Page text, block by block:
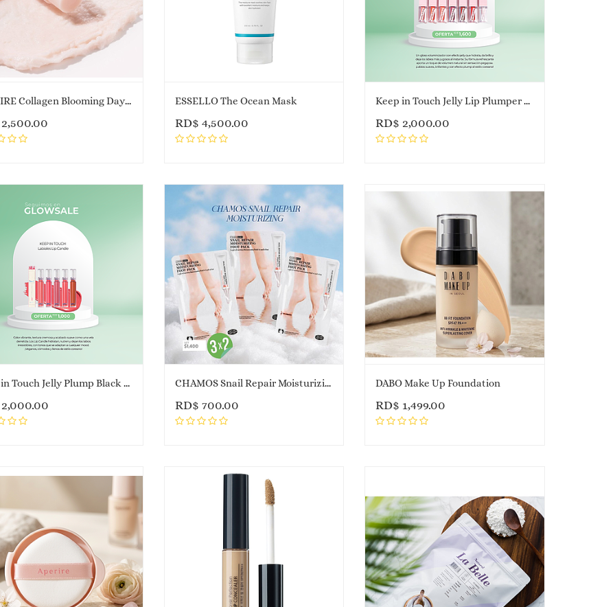
APERIRE Collagen Blooming Days Glow Balm
2,500.00
ESSELLO The Ocean Mask
RD$ 4,500.00
Keep in Touch Jelly Lip Plumper Tint
RD$ 2,000.00
Keep in Touch Jelly Plump Black Tint
2,000.00
CHAMOS Snail Repair Moisturizing Foot Pack
RD$ 700.00
DABO Make Up Foundation
RD$ 1,499.00